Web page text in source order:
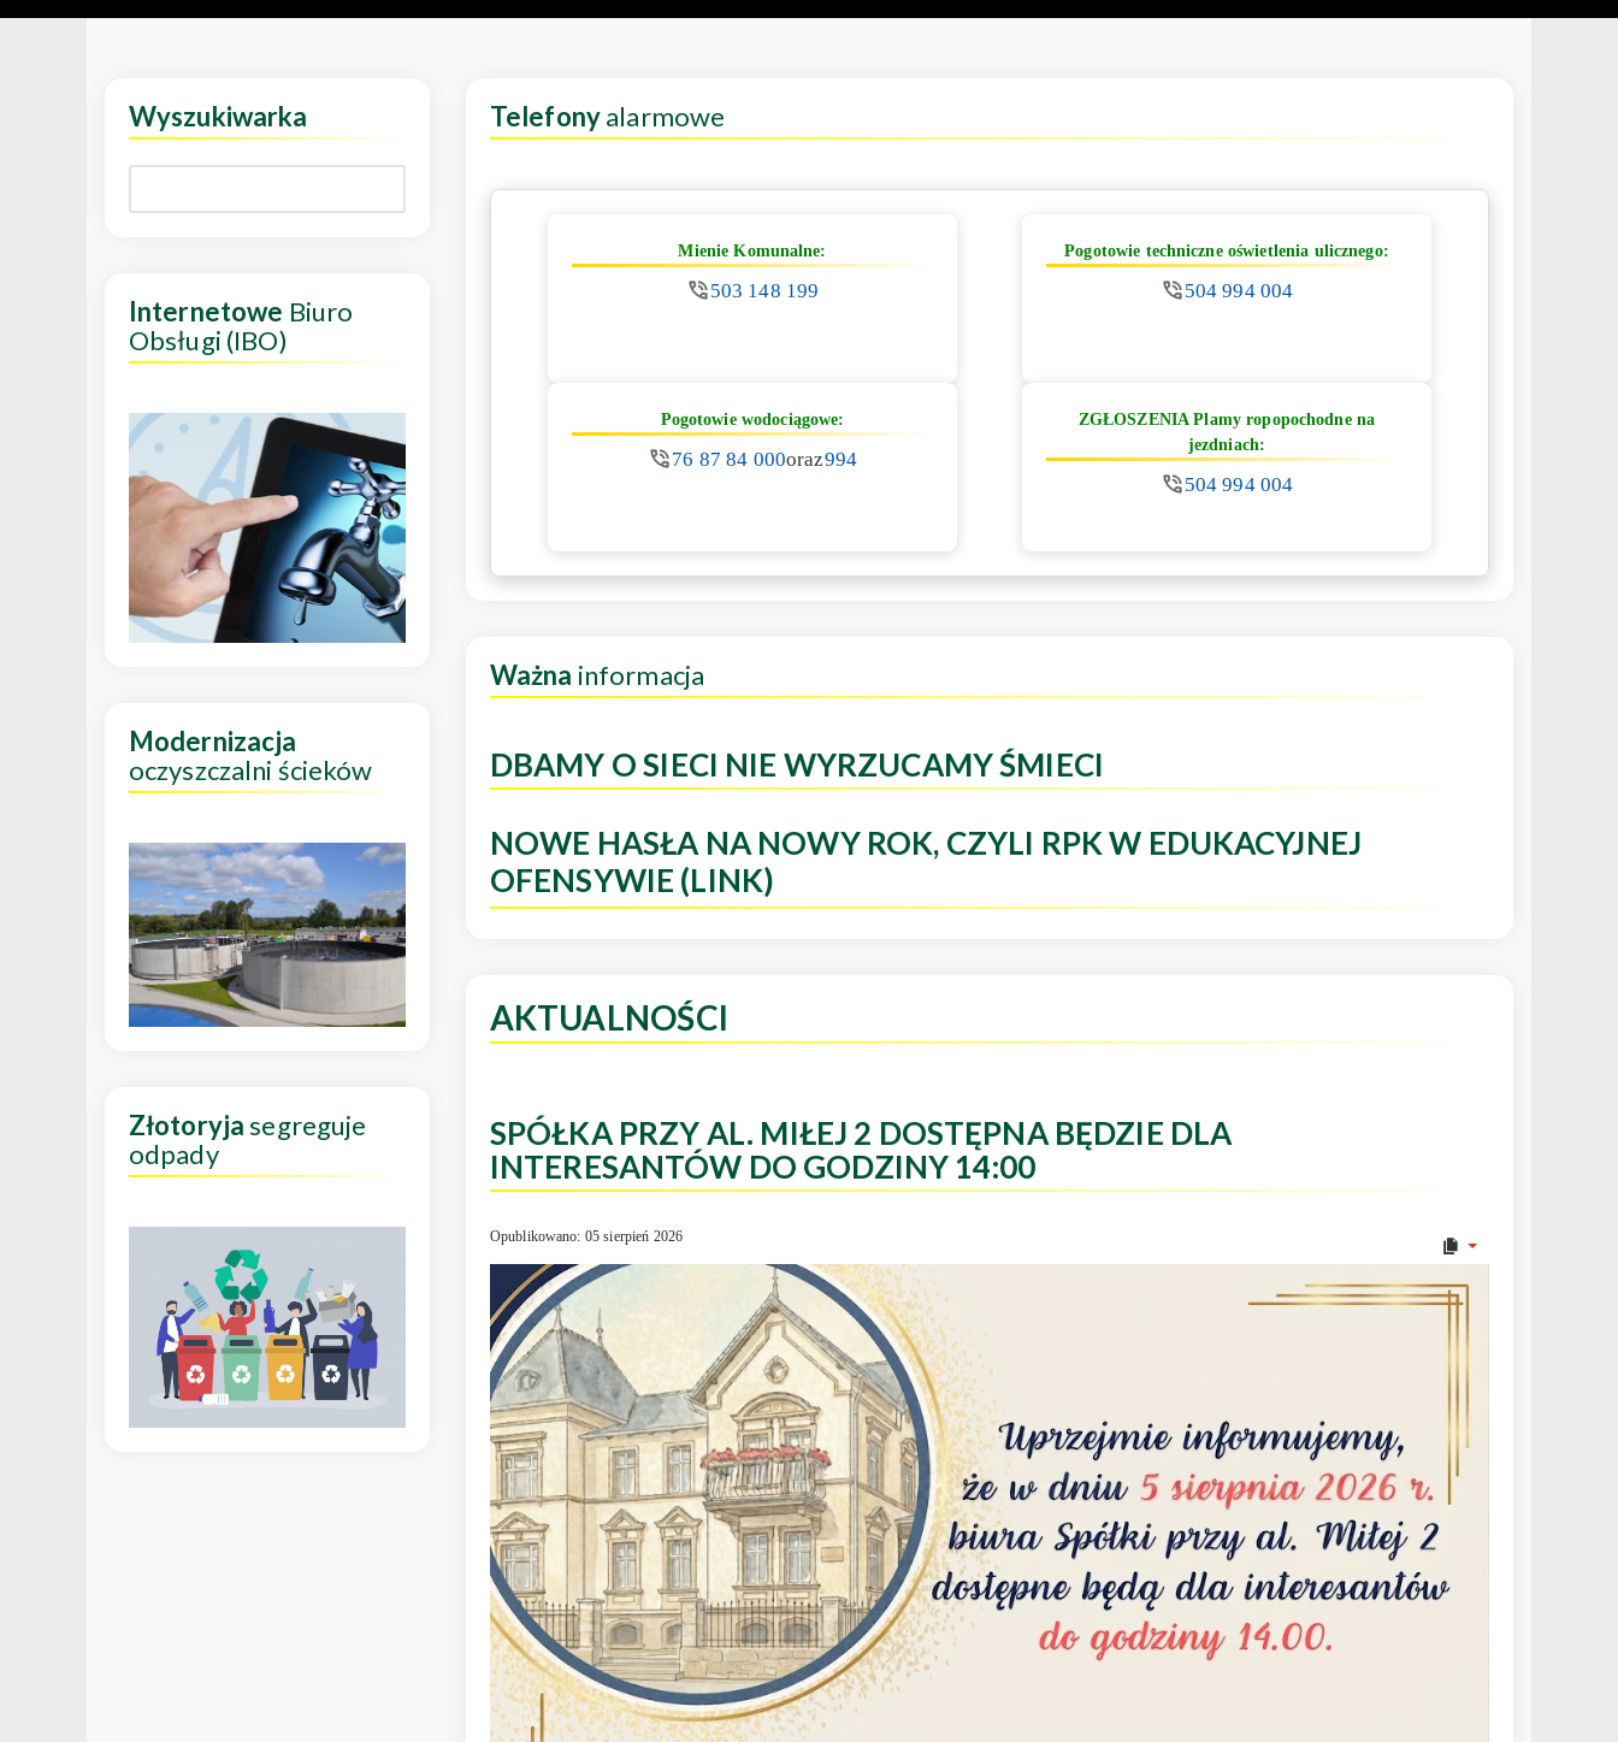
Telefonyalarmowe
Mienie Komunalne:
503 148 199
Pogotowie techniczne oświetlenia ulicznego:
504 994 004
Pogotowie wodociągowe:
76 87 84 000oraz994
ZGŁOSZENIA Plamy ropopochodne na
jezdniach:
504 994 004
Ważna informacja
DBAMY O SIECI NIE WYRZUCAMY ŚMIECI
NOWE HASŁA NA NOWY ROK, CZYLI RPK W EDUKACYJNEJ
OFENSYWIE (LINK)
AKTUALNOŚCI
SPÓŁKA PRZY AL. MIŁEJ 2 DOSTĘPNA BĘDZIE DLA
INTERESANTÓW DO GODZINY 14:00
Opublikowano: 05 sierpień 2026
Wyszukiwarka
Internetowe Biuro
Obsługi (IBO)
Modernizacja
oczyszczalni ścieków
Złotoryjasegreguje
odpady